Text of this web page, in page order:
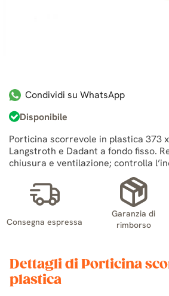
Condividi su WhatsApp
Disponibile
Porticina scorrevole in plastica 373
Langstroth e Dadant a fondo fisso.
chiusura e ventilazione; controlla
Consegna espressa
Garanzia di
rimborso
Dettagli di Porticina
plastica